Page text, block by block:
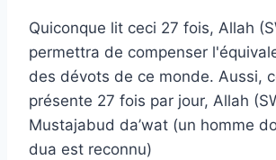
Quiconque lit ceci 27 fois, Allah
permettra de compenser
des dévots de ce monde. Aussi,
présente 27 fois par jour, Allah
Mustajabud da’wat (un homme
dua est reconnu)